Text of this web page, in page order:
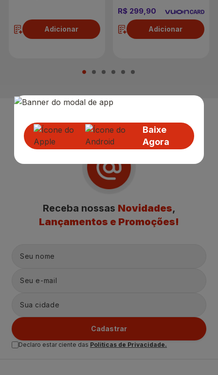
Adicionar
R$ 299,90
Adicionar
Baixe
Agora
Receba nossas Novidades,
Lançamentos e Promoções!
Cadastrar
Declaro estar ciente das Politicas de Privacidade.